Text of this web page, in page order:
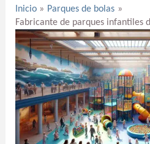
Inicio
Parques de bolas
Fabricante de parques infantiles
entradas